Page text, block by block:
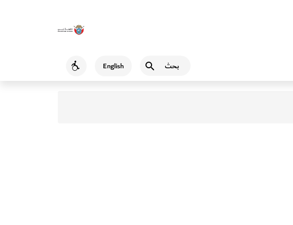
English
Accessibility